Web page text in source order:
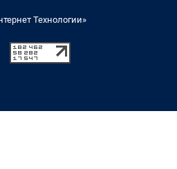
Технологии»